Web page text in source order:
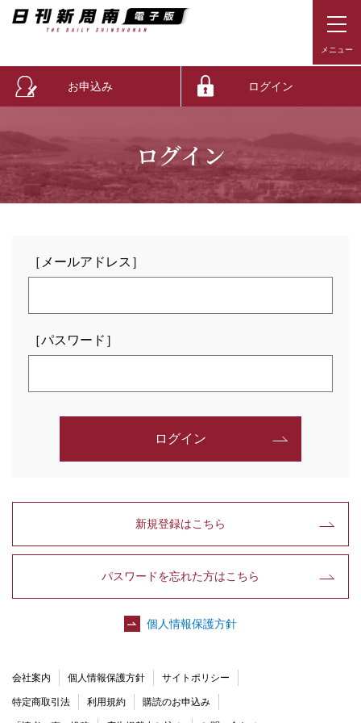
お申込み ログイン
ログイン
［メールアドレス］
［パスワード］
ログイン
新規登録はこちら
パスワードを忘れた方はこちら
個人情報保護方針
会社案内 個人情報保護方針 サイトポリシー
特定商取引法 利用規約 購読のお申込み